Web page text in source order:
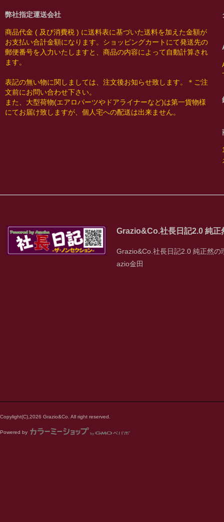
弊社指定運送会社
商品代金 ( 及び消費税 ) に送料表に基づいた送料を加えた金額が
お支払い合計金額になります。ショッピングカートにて発送先の
郵便番号を入力いたしますと、商品の内容によって自動計算され
ます。
表記の無い物に関しましては、注文後お知らせ致します。＊ご注
文前にお問い合わせ下さい。
また、大型荷物(エアロパーツやドアライナーなど)は第一貨物様
にてお届け致しますが、個人宅への配送は出来ません。
Grazio&Co.社長日記2.0 純正
Grazio&Co.社長日記2.0 純正然の
azio金田
Copylight(C),2026 Grazio&Co. All right reserved.
Powered by